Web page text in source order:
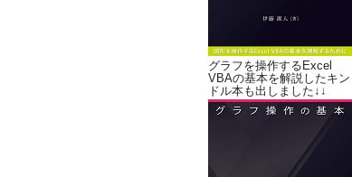
グラフを操作するExcel
VBAの基本を解説したキン
ドル本も出しました↓↓